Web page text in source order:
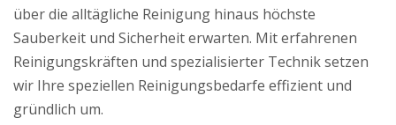
über die alltägliche Reinigung hinaus höchste
Sauberkeit und Sicherheit erwarten. Mit erfahrenen
Reinigungskräften und spezialisierter Technik setzen
wir Ihre speziellen Reinigungsbedarfe effizient und
gründlich um.